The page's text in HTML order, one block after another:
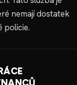
nemají dostatek
policie.